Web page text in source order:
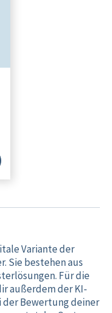
Variante der
Sie bestehen aus
Für die
außerdem der KI-
der Bewertung deiner